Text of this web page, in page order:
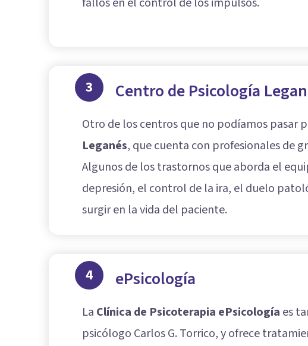
3 Centro de Psicología
Otro de los centros que no podíamos pasar
Leganés, que cuenta con profesionales de
Algunos de los trastornos que aborda el
depresión, el control de la ira, el duelo
surgir en la vida del paciente.
4 ePsicología
La Clínica de Psicoterapia ePsicología es
psicólogo Carlos G. Torrico, y ofrece